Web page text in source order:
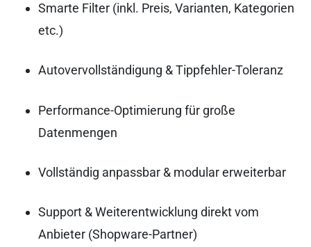
Smarte Filter (inkl. Preis, Varianten, Kategorien
etc.)
Autovervollständigung & Tippfehler-Toleranz
Performance-Optimierung für große
Datenmengen
Vollständig anpassbar & modular erweiterbar
Support & Weiterentwicklung direkt vom
Anbieter (Shopware-Partner)